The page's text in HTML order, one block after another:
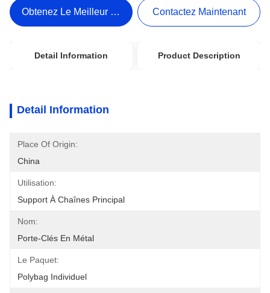
Obtenez Le Meilleur Prix Contactez Maintenant
Detail Information Product Description
Detail Information
Place Of Origin:
China
Utilisation:
Support À Chaînes Principal
Nom:
Porte-Clés En Métal
Le Paquet:
Polybag Individuel